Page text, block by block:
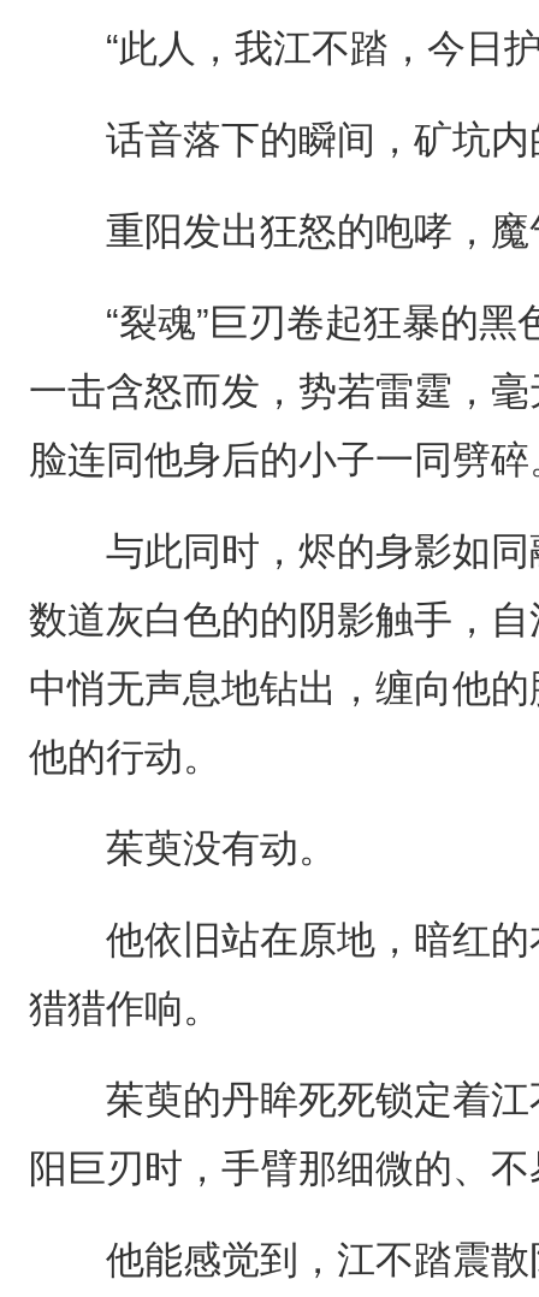
“此人，我江不踏，今日护
话音落下的瞬间，矿坑内
重阳发出狂怒的咆哮，魔
“裂魂”巨刃卷起狂暴的黑
一击含怒而发，势若雷霆，
脸连同他身后的小子一同劈碎
与此同时，烬的身影如同
数道灰白色的的阴影触手，
中悄无声息地钻出，缠向他
他的行动。
茱萸没有动。
他依旧站在原地，暗红的
猎猎作响。
茱萸的丹眸死死锁定着江
阳巨刃时，手臂那细微的、
他能感觉到，江不踏震散